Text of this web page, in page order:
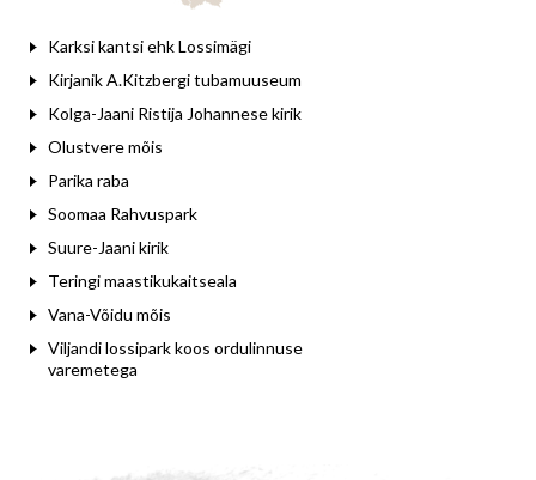
Karksi kantsi ehk Lossimägi
Kirjanik A.Kitzbergi tubamuuseum
Kolga-Jaani Ristija Johannese kirik
Olustvere mõis
Parika raba
Soomaa Rahvuspark
Suure-Jaani kirik
Teringi maastikukaitseala
Vana-Võidu mõis
Viljandi lossipark koos ordulinnuse
varemetega